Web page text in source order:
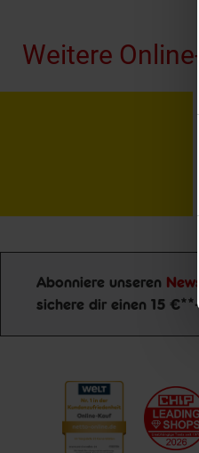
Weitere
Newsletter Anmeldung
Abonniere unseren
sichere dir einen 15 €**-